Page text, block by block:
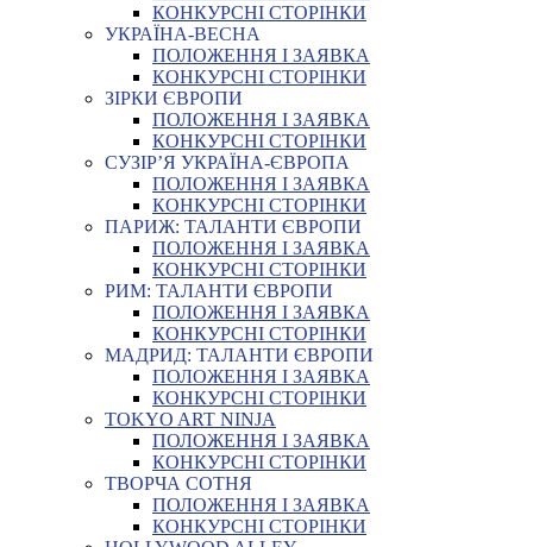
КОНКУРСНІ СТОРІНКИ
УКРАЇНА-ВЕСНА
ПОЛОЖЕННЯ І ЗАЯВКА
КОНКУРСНІ СТОРІНКИ
ЗІРКИ ЄВРОПИ
ПОЛОЖЕННЯ І ЗАЯВКА
КОНКУРСНІ СТОРІНКИ
СУЗІР’Я УКРАЇНА-ЄВРОПА
ПОЛОЖЕННЯ І ЗАЯВКА
КОНКУРСНІ СТОРІНКИ
ПАРИЖ: ТАЛАНТИ ЄВРОПИ
ПОЛОЖЕННЯ І ЗАЯВКА
КОНКУРСНІ СТОРІНКИ
РИМ: ТАЛАНТИ ЄВРОПИ
ПОЛОЖЕННЯ І ЗАЯВКА
КОНКУРСНІ СТОРІНКИ
МАДРИД: ТАЛАНТИ ЄВРОПИ
ПОЛОЖЕННЯ І ЗАЯВКА
КОНКУРСНІ СТОРІНКИ
TOKYO ART NINJA
ПОЛОЖЕННЯ І ЗАЯВКА
КОНКУРСНІ СТОРІНКИ
ТВОРЧА СОТНЯ
ПОЛОЖЕННЯ І ЗАЯВКА
КОНКУРСНІ СТОРІНКИ